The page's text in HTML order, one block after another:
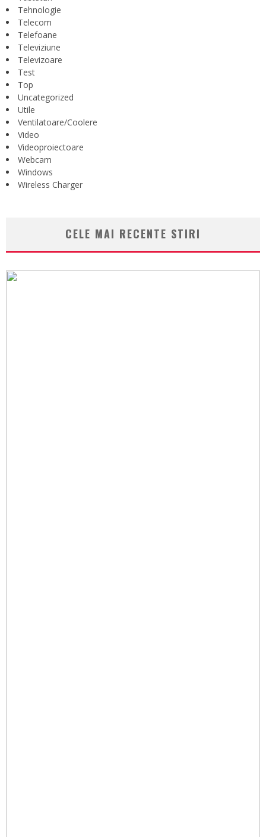
Tehnologie
Telecom
Telefoane
Televiziune
Televizoare
Test
Top
Uncategorized
Utile
Ventilatoare/Coolere
Video
Videoproiectoare
Webcam
Windows
Wireless Charger
CELE MAI RECENTE STIRI